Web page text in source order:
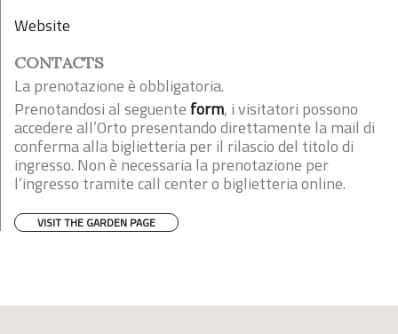
Website
CONTACTS
La prenotazione è obbligatoria.
Prenotandosi al seguente form, i visitatori possono
accedere all’Orto presentando direttamente la mail di
conferma alla biglietteria per il rilascio del titolo di
ingresso. Non è necessaria la prenotazione per
l’ingresso tramite call center o biglietteria online.
VISIT THE GARDEN PAGE